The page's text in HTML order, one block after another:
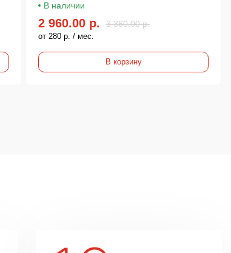
В наличии
2 960.00 р. 3 360.00 р.
от 280 р. / мес.
В корзину